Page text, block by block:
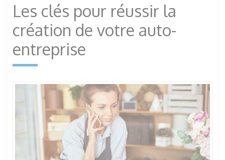
Les clés pour réussir la
création de votre auto-
entreprise